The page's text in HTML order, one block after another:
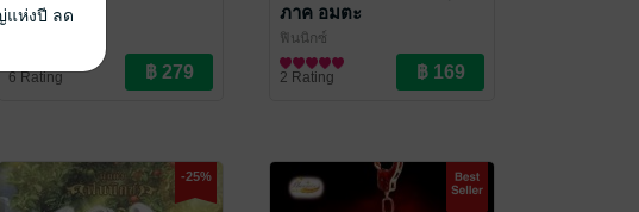
ฟินนิกซ์
6 Rating
ภาค อมตะ
ฟินนิกซ์
นิยายรัก
2 Rating
-25%
แห่งปี ลด